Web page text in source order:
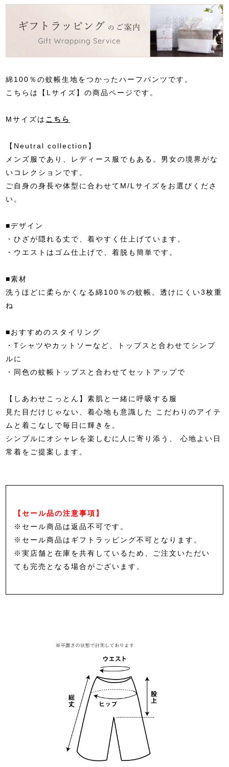
綿100％の蚊帳生地をつかったハーフパンツです。
こちらは【Lサイズ】の商品ページです。
Mサイズは こちら
【Neutral collection】
メンズ服であり、レディース服でもある。男女の境界がな
いコレクションです。
ご自身の身長や体型に合わせてM/Lサイズをお選びくださ
い。
■デザイン
・ひざが隠れる丈で、着やすく仕上げています。
・ウエストはゴム仕上げで、着脱も簡単です。
■素材
洗うほどに柔らかくなる綿100％の蚊帳。透けにくい3枚重
ね
■おすすめのスタイリング
・Tシャツやカットソーなど、トップスと合わせてシンプ
ルに
・同色の蚊帳トップスと合わせてセットアップで
【しあわせこっとん】素肌と一緒に呼吸する服
見た目だけじゃない、着心地も意識した こだわりのアイテ
ムと着こなしで毎日に輝きを。
シンプルにオシャレを楽しむに人に寄り添う、 心地よい日
常着をご提案します。
【セール品の注意事項】
※セール商品は返品不可です。
※セール商品はギフトラッピング不可となります。
※実店舗と在庫を共有しているため、ご注文いただい
ても完売となる場合がございます。